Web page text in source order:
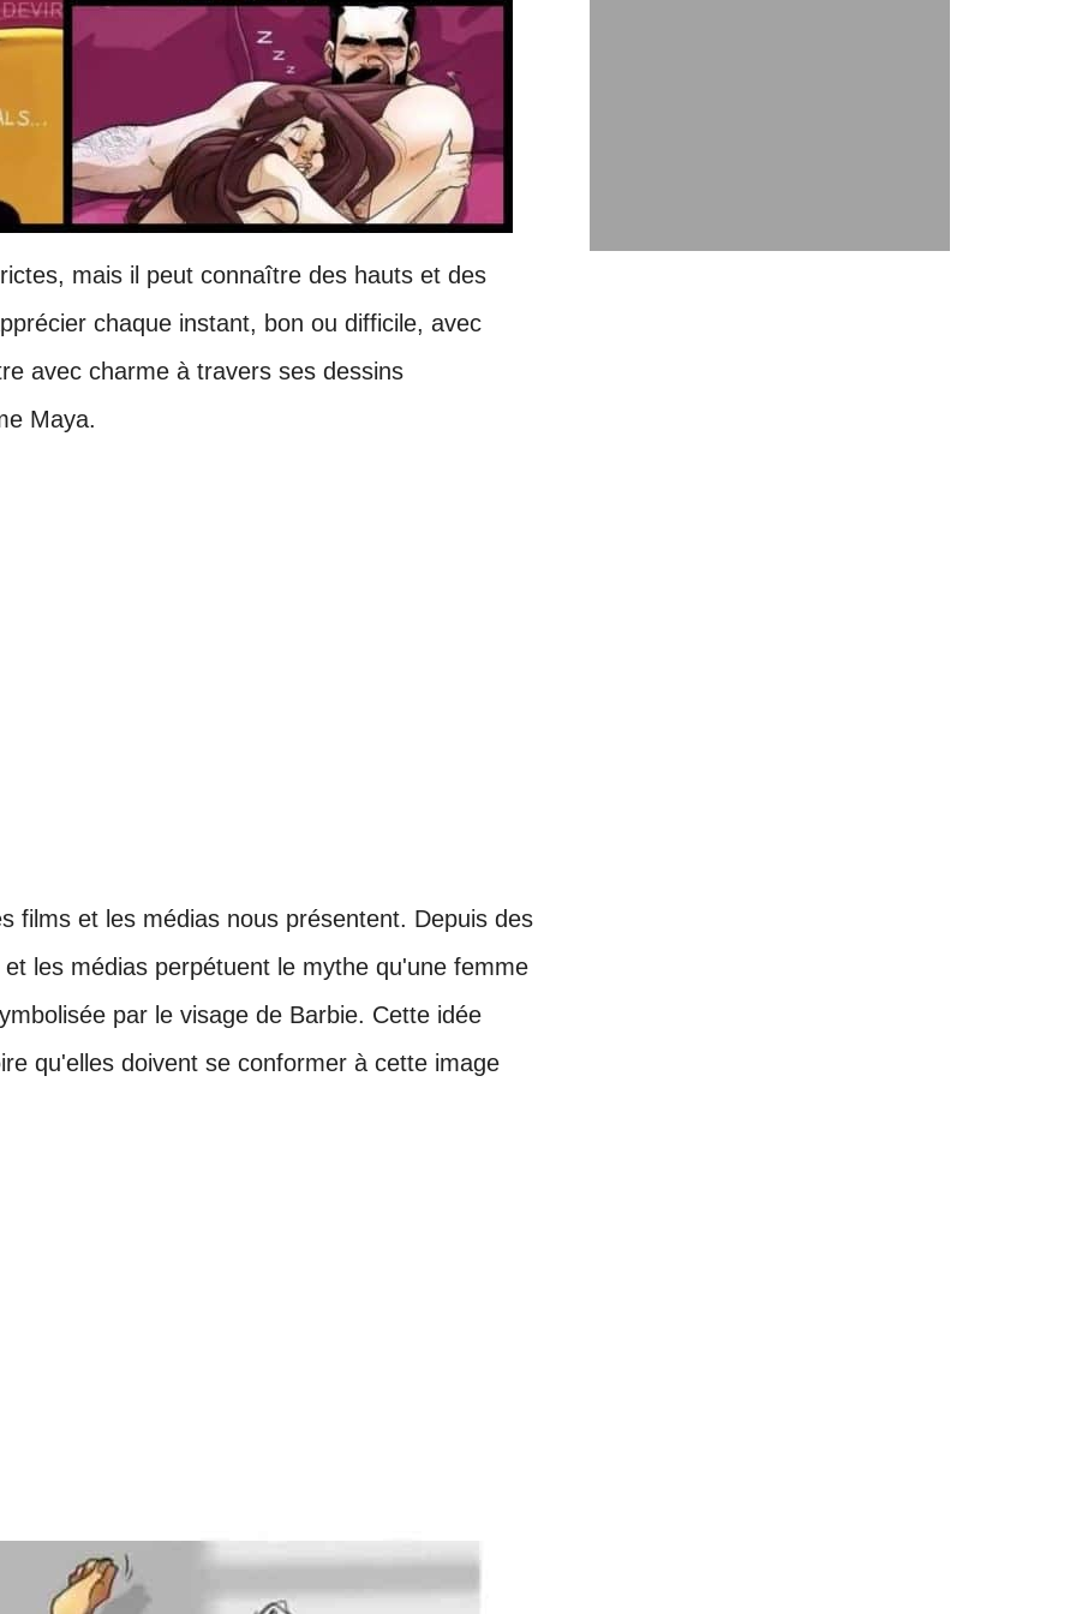
mais il peut connaître des hauts et des
chaque instant, bon ou difficile, avec
avec charme à travers ses dessins
Maya.
films et les médias nous présentent. Depuis des
les médias perpétuent le mythe qu'une femme
par le visage de Barbie. Cette idée
qu'elles doivent se conformer à cette image